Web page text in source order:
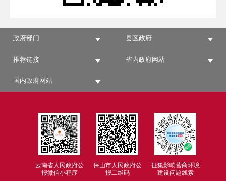
政府部门 县区政府
推荐链接 省内政府网站
国内政府网站
云南省人民政府公
报微信小程序
保山市人民政府公
报二维码
征集影响营商环境
建设问题线索